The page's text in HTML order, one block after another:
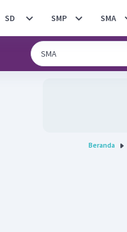
SD SMP SMA
Beranda